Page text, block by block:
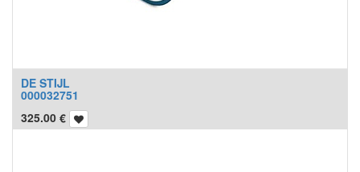
DE STIJL
000032751
325.00 €